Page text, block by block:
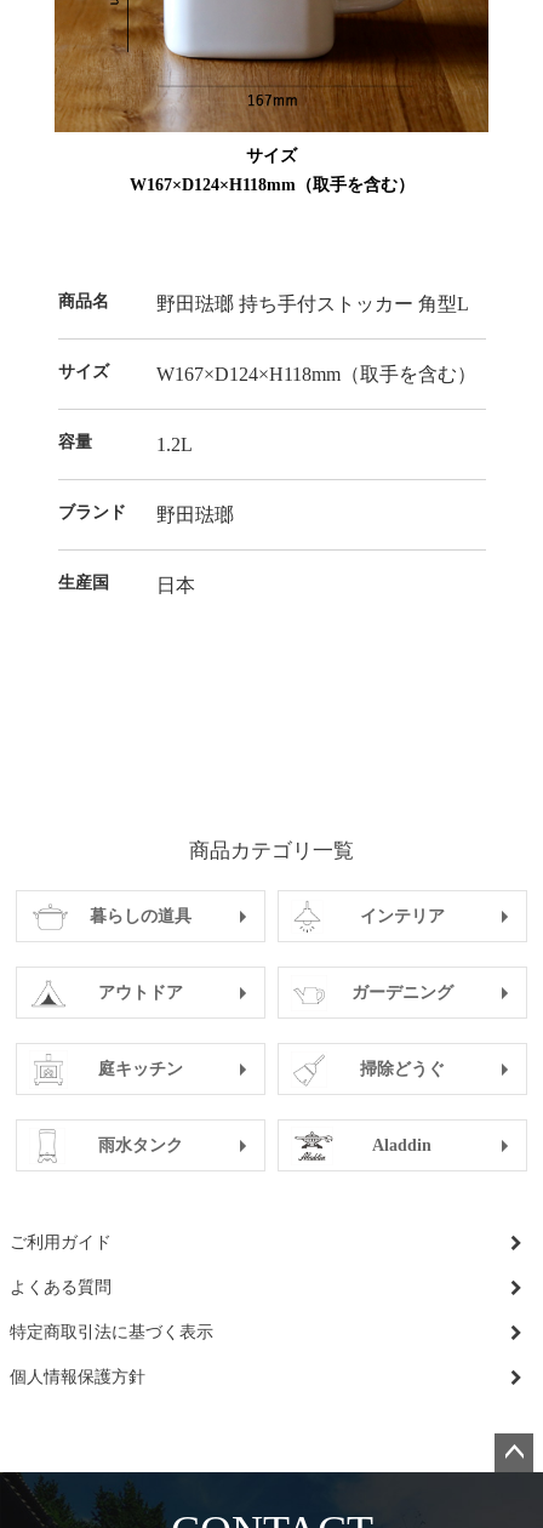
サイズ
W167×D124×H118mm（取手を含む）
商品名 野田琺瑯 持ち手付ストッカー 角型L
サイズ W167×D124×H118mm（取手を含む）
容量 1.2L
ブランド 野田琺瑯
生産国 日本
商品カテゴリ一覧
暮らしの道具 インテリア
アウトドア ガーデニング
庭キッチン 掃除どうぐ
雨水タンク Aladdin
ご利用ガイド
よくある質問
特定商取引法に基づく表示
個人情報保護方針